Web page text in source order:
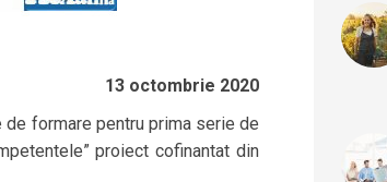
13 octombrie 2020
de formare pentru prima serie de
proiect cofinantat din